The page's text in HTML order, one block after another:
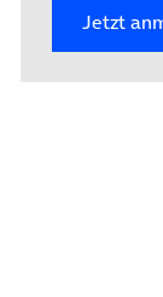
Jetzt